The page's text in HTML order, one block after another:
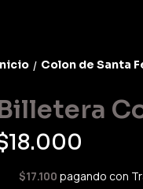
/ Colon de Santa
$17.100 pagando con